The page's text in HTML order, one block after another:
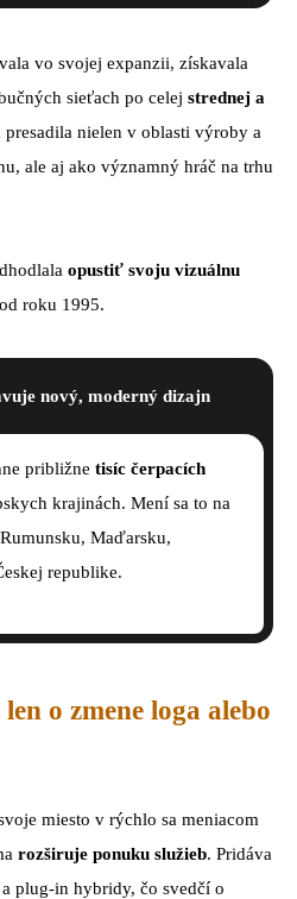
vo svojej expanzii, získavala
sieťach po celej strednej a
presadila nielen v oblasti výroby a
ale aj ako významný hráč na trhu
opustiť svoju vizuálnu
roku 1995.
nový, moderný dizajn
približne tisíc čerpacích
krajinách. Mení sa to na
Maďarsku,
republike.
o zmene loga alebo
miesto v rýchlo sa meniacom
rozširuje ponuku služieb. Pridáva
plug-in hybridy, čo svedčí o